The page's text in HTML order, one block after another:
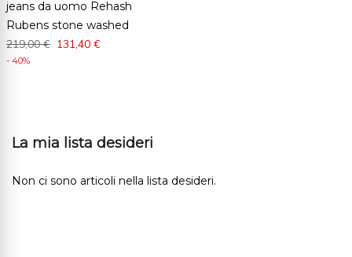
jeans da uomo Rehash
Rubens stone washed
219,00 € 131,40 €
- 40%
La mia lista desideri
Non ci sono articoli nella lista desideri.